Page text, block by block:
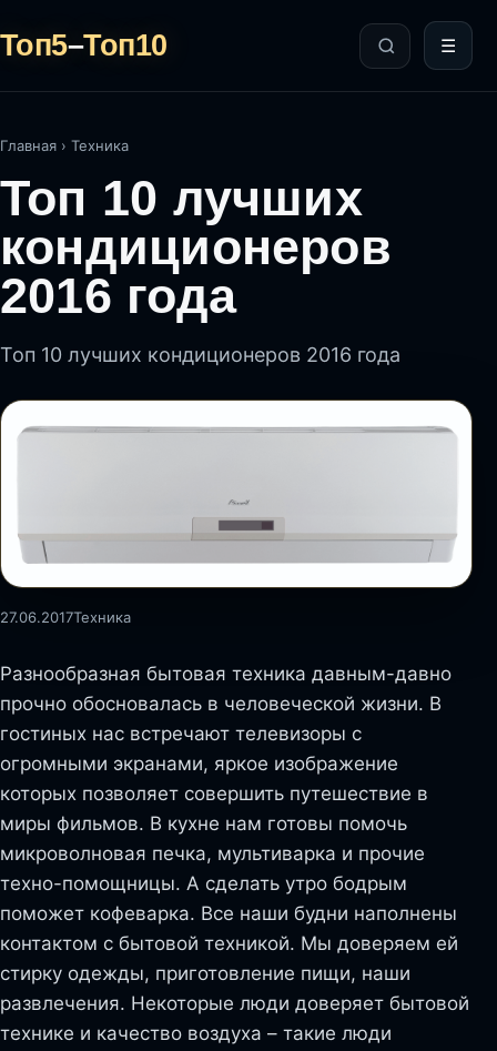
Топ5–Топ10 ☰
Главная › Техника
Топ 10 лучших
кондиционеров
2016 года
Топ 10 лучших кондиционеров 2016 года
27.06.2017Техника
Разнообразная бытовая техника давным-давно
прочно обосновалась в человеческой жизни. В
гостиных нас встречают телевизоры с
огромными экранами, яркое изображение
которых позволяет совершить путешествие в
миры фильмов. В кухне нам готовы помочь
микроволновая печка, мультиварка и прочие
техно-помощницы. А сделать утро бодрым
поможет кофеварка. Все наши будни наполнены
контактом с бытовой техникой. Мы доверяем ей
стирку одежды, приготовление пищи, наши
развлечения. Некоторые люди доверяет бытовой
технике и качество воздуха – такие люди